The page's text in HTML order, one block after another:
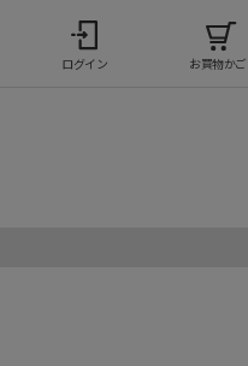
ログイン お買物かご